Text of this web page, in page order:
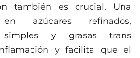
también es crucial. Una
azúcares refinados,
simples y grasas trans
y facilita que el